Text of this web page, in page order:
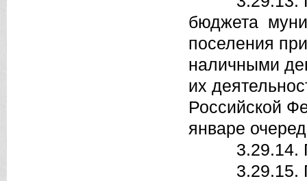
бюджета
поселения
наличными
их
Российской
январе
3.29.14.
3.29.15.